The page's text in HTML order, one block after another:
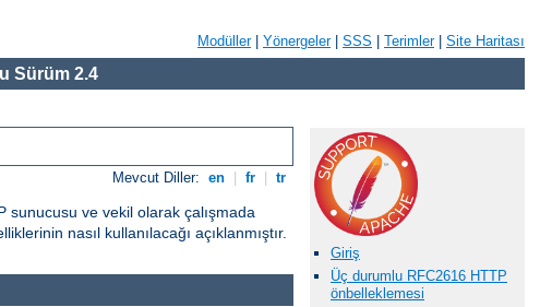
Modüller| Yönergeler| SSS Terimler| Site Haritası
Sürüm 2.4
Mevcut Diller: en fr tr
sunucusu ve vekil olarak çalışmada
nasıl kullanılacağı açıklanmıştır.
Giriş
Üç durumlu RFC2616 HTTP
önbelleklemesi